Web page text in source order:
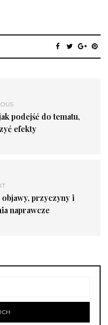
podejść do tematu,
efekty
przyczyny i
naprawcze